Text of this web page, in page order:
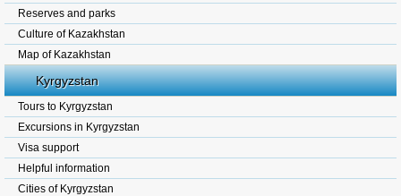
Reserves and parks
Culture of Kazakhstan
Map of Kazakhstan
Kyrgyzstan
Tours to Kyrgyzstan
Excursions in Kyrgyzstan
Visa support
Helpful information
Cities of Kyrgyzstan